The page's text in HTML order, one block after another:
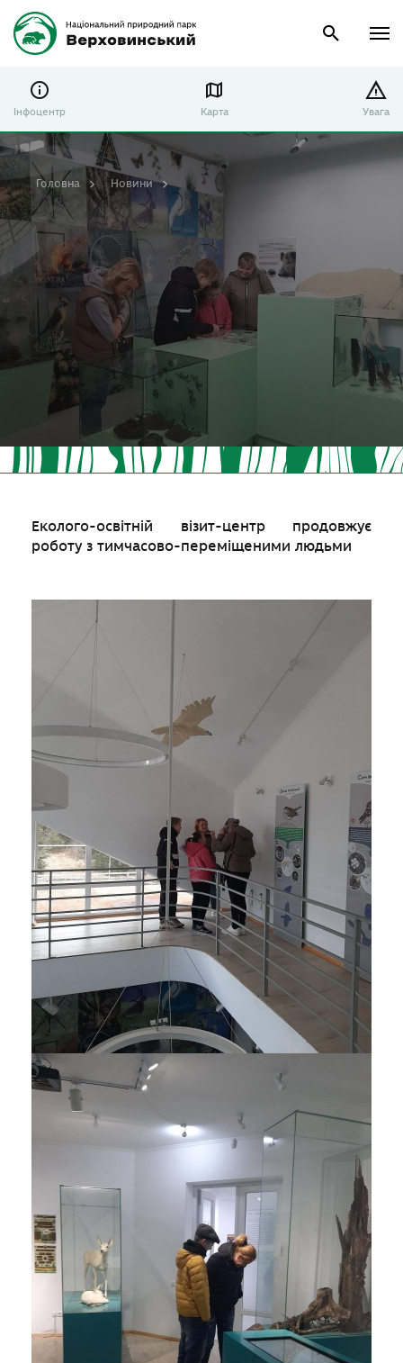
Інфоцентр Карта Увага
Головна Новини
Еколого-освітній візит-центр продовжує
роботу з тимчасово-переміщеними людьми